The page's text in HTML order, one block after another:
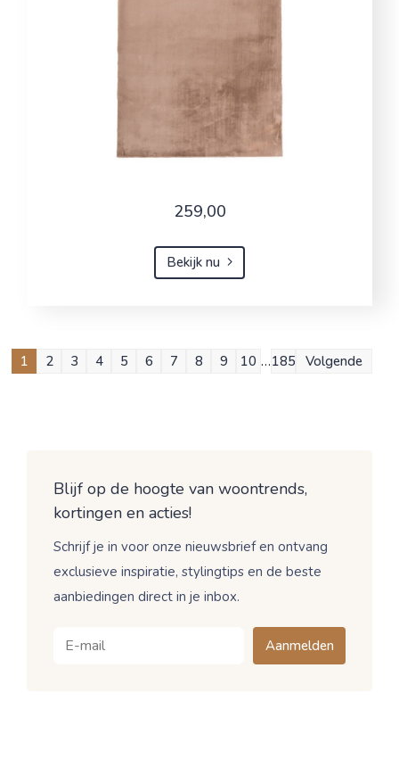
259,00
Bekijk nu
1 2 3 4 5 6 7 8 9 10 …185 Volgende
Blijf op de hoogte van woontrends,
kortingen en acties!
Schrijf je in voor onze nieuwsbrief en ontvang
exclusieve inspiratie, stylingtips en de beste
aanbiedingen direct in je inbox.
Aanmelden